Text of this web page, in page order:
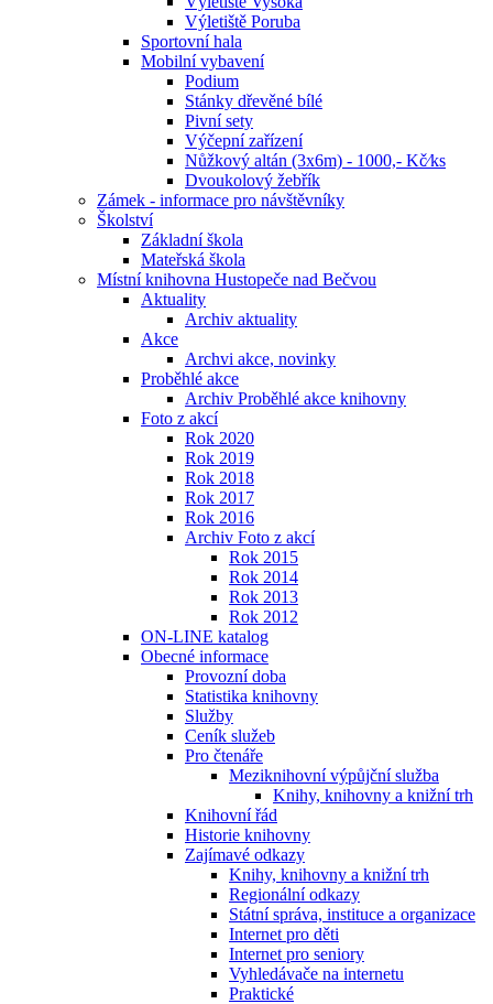
Výletiště Poruba
Sportovní hala
Mobilní vybavení
Podium
Stánky dřevěné bílé
Pivní sety
Výčepní zařízení
Nůžkový altán (3x6m) - 1000,- Kč⁄ks
Dvoukolový žebřík
Zámek - informace pro návštěvníky
Školství
Základní škola
Mateřská škola
Místní knihovna Hustopeče nad Bečvou
Aktuality
Archiv aktuality
Akce
Archvi akce, novinky
Proběhlé akce
Archiv Proběhlé akce knihovny
Foto z akcí
Rok 2020
Rok 2019
Rok 2018
Rok 2017
Rok 2016
Archiv Foto z akcí
Rok 2015
Rok 2014
Rok 2013
Rok 2012
ON-LINE katalog
Obecné informace
Provozní doba
Statistika knihovny
Služby
Ceník služeb
Pro čtenáře
Meziknihovní výpůjční služba
Knihy, knihovny a knižní trh
Knihovní řád
Historie knihovny
Zajímavé odkazy
Knihy, knihovny a knižní trh
Regionální odkazy
Státní správa, instituce a organizace
Internet pro děti
Internet pro seniory
Vyhledávače na internetu
Praktické